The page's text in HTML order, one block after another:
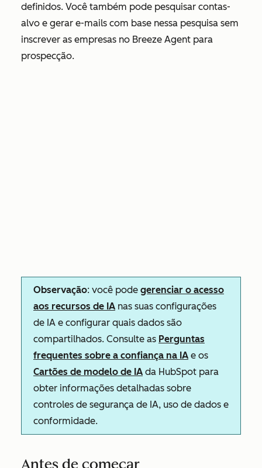
definidos. Você também pode pesquisar contas-
alvo e gerar e-mails com base nessa pesquisa sem
inscrever as empresas no Breeze Agent para
prospecção.
Observação: você pode gerenciar o acesso
aos recursos de IA nas suas configurações
de IA e configurar quais dados são
compartilhados. Consulte as Perguntas
frequentes sobre a confiança na IA e os
Cartões de modelo de IA da HubSpot para
obter informações detalhadas sobre
controles de segurança de IA, uso de dados e
conformidade.
Antes de começar